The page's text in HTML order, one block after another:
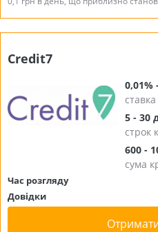
Credit7
0,01%
5 - 30
строк
600 -
сума
Час розгляду
Довідки